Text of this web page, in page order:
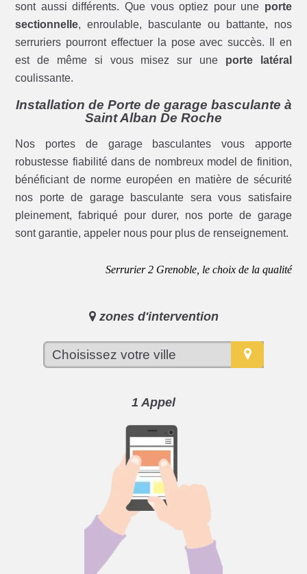
sont aussi différents. Que vous optiez pour une porte
sectionnelle, enroulable, basculante ou battante, nos
serruriers pourront effectuer la pose avec succès. Il en
est de même si vous misez sur une porte latéral
coulissante.
Installation de Porte de garage basculante à
Saint Alban De Roche
Nos portes de garage basculantes vous apporte
robustesse fiabilité dans de nombreux model de finition,
bénéficiant de norme européen en matière de sécurité
nos porte de garage basculante sera vous satisfaire
pleinement, fabriqué pour durer, nos porte de garage
sont garantie, appeler nous pour plus de renseignement.
Serrurier 2 Grenoble, le choix de la qualité
zones d'intervention
1 Appel